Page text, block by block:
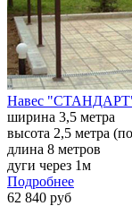
Навес
ширина 3,5 метра
высота 2,5 метра
длина 8 метров
дуги через 1м
Подробнее
62 840 руб